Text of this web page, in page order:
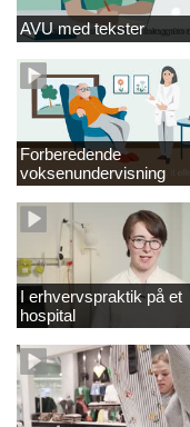
AVU med tekster
Forberedende
voksenundervisning
I erhvervspraktik på et
hospital